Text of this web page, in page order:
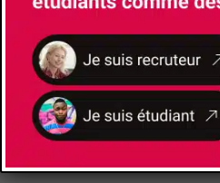
amu.fr/fr/formation/
spectroscopie-acs
Les avantages de
Formation à l’école
l’employeur- Insertion
à l’issue du diplôme-
reconnus et visés par